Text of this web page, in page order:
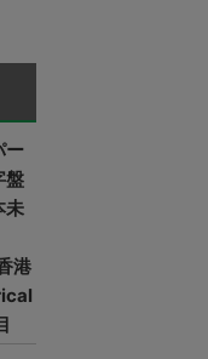
ー
盤
未
港